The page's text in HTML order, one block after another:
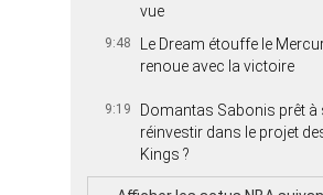
vue
9:48
Le Dream étouffe le
renoue avec la victoire
9:19
Domantas Sabonis prêt à
réinvestir dans le projet
Kings ?